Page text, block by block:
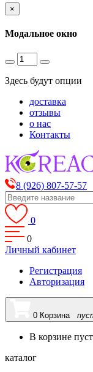
×
Модальное окно
Здесь будут опции
доставка
отзывы
о нас
Контакты
8 (926) 807-57-57
0
0
Личный кабинет
Регистрация
Авторизация
0 Корзина
В корзине
каталог